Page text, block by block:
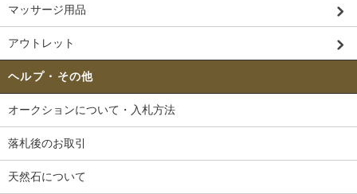
マッサージ用品
アウトレット
ヘルプ・その他
オークションについて・入札方法
落札後のお取引
天然石について